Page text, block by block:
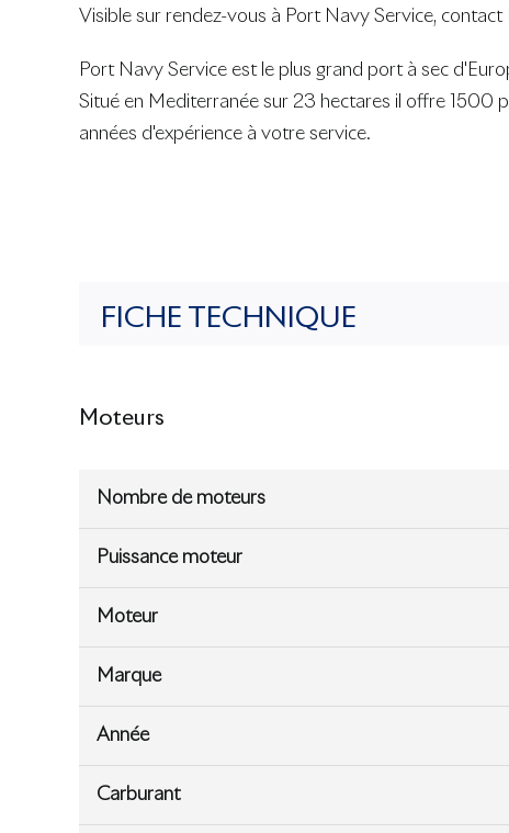
Visible sur rendez-vous à Port Navy Service,
Port Navy Service est le plus grand port à sec
Situé en Mediterranée sur 23 hectares il offre 1500
années d'expérience à votre service.
FICHE TECHNIQUE
Moteurs
Nombre de moteurs
Puissance moteur
Moteur
Marque
Année
Carburant